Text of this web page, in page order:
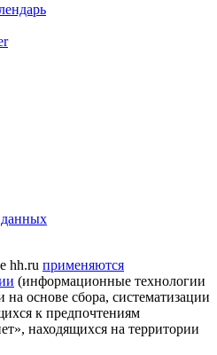
hh.ru применяются
(информационные технологии
основе сбора, систематизации
к предпочтениям
находящихся на территории